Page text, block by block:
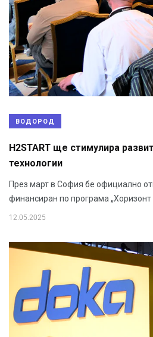
ВОДОРОД
H2START ще стимулира
технологии
През март в София бе официално
финансиран по програма „Хоризонт
12.05.2025